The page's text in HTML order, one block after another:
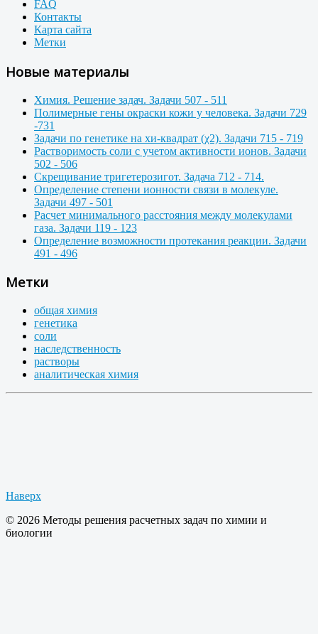
FAQ
Контакты
Карта сайта
Метки
Новые материалы
Химия. Решение задач. Задачи 507 - 511
Полимерные гены окраски кожи у человека. Задачи 729
-731
Задачи по генетике на хи-квадрат (χ2). Задачи 715 - 719
Растворимость соли с учетом активности ионов. Задачи
502 - 506
Скрещивание тригетерозигот. Задача 712 - 714.
Определение степени ионности связи в молекуле.
Задачи 497 - 501
Расчет минимального расстояния между молекулами
газа. Задачи 119 - 123
Определение возможности протекания реакции. Задачи
491 - 496
Метки
общая химия
генетика
соли
наследственность
растворы
аналитическая химия
Наверх
© 2026 Методы решения расчетных задач по химии и
биологии